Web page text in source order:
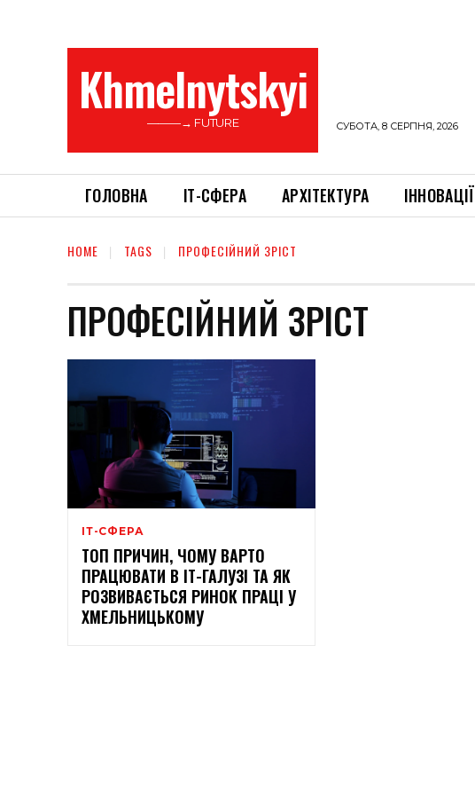
Khmelnytskyi
———→ FUTURE СУБОТА, 8 СЕРПНЯ, 2026
ГОЛОВНА ІТ-СФЕРА АРХІТЕКТУРА ІННОВАЦІЇ
HOME TAGS ПРОФЕСІЙНИЙ ЗРІСТ
ПРОФЕСІЙНИЙ ЗРІСТ
ІТ-СФЕРА
ТОП ПРИЧИН, ЧОМУ ВАРТО
ПРАЦЮВАТИ В ІТ-ГАЛУЗІ ТА ЯК
РОЗВИВАЄТЬСЯ РИНОК ПРАЦІ У
ХМЕЛЬНИЦЬКОМУ